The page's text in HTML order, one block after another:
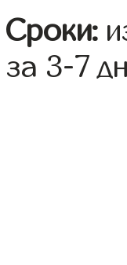
Сроки:
за 3-7